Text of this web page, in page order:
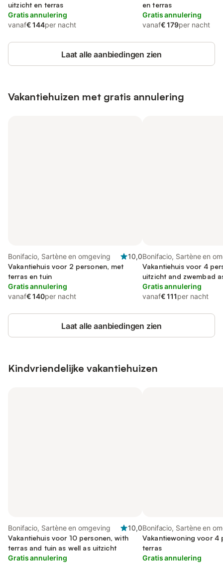
uitzicht en terras
Gratis annulering
vanaf€ 144per nacht
en terras
Gratis annulering
vanaf€ 179per nacht
Laat alle aanbiedingen zien
Vakantiehuizen met gratis annulering
Bonifacio, Sartène en omgeving
10,0
Vakantiehuis voor 2 personen, met
terras en tuin
Gratis annulering
vanaf€ 140per nacht
Bonifacio, Sartène en
Vakantiehuis voor 4
uitzicht and zwembad
and terras
Gratis annulering
vanaf€ 111per nacht
Laat alle aanbiedingen zien
Kindvriendelijke vakantiehuizen
Bonifacio, Sartène en omgeving
10,0
Vakantiehuis voor 10 personen, with
terras and tuin as well as uitzicht
Gratis annulering
Bonifacio, Sartène en
Vakantiewoning voor 4
terras
Gratis annulering